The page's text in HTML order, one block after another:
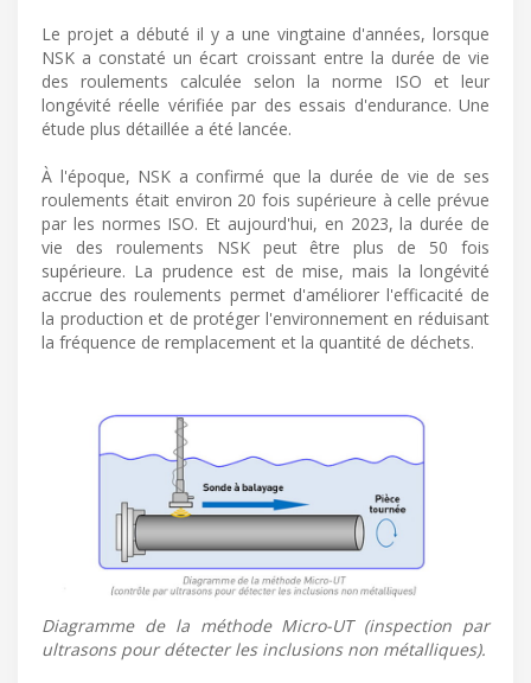
Le projet a débuté il y a une vingtaine d'années, lorsque
NSK a constaté un écart croissant entre la durée de vie
des roulements calculée selon la norme ISO et leur
longévité réelle vérifiée par des essais d'endurance. Une
étude plus détaillée a été lancée.
À l'époque, NSK a confirmé que la durée de vie de ses
roulements était environ 20 fois supérieure à celle prévue
par les normes ISO. Et aujourd'hui, en 2023, la durée de
vie des roulements NSK peut être plus de 50 fois
supérieure. La prudence est de mise, mais la longévité
accrue des roulements permet d'améliorer l'efficacité de
la production et de protéger l'environnement en réduisant
la fréquence de remplacement et la quantité de déchets.
Diagramme de la méthode Micro-UT (inspection par
ultrasons pour détecter les inclusions non métalliques).